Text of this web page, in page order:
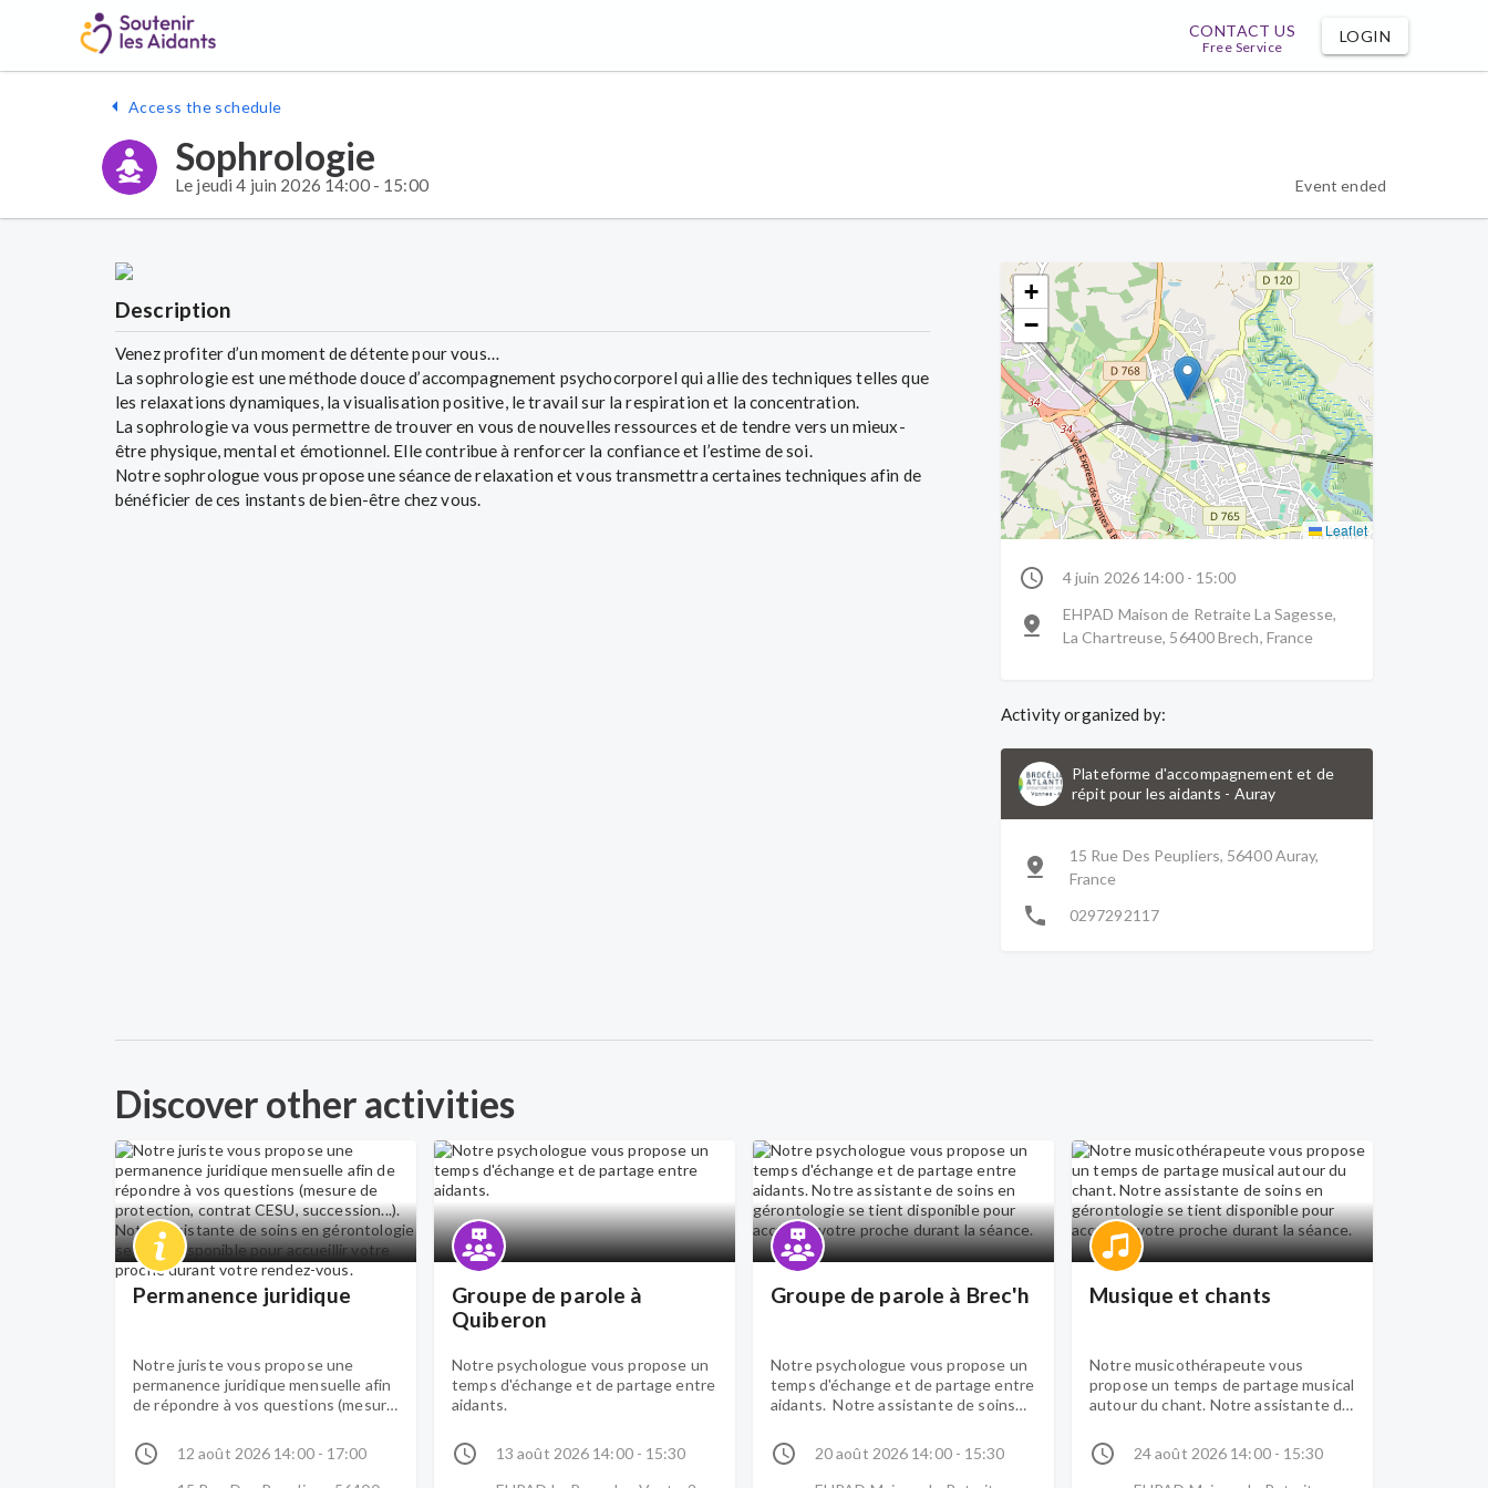
CONTACT US
Free Service
LOGIN
Access the schedule
Sophrologie
Le jeudi 4 juin 2026 14:00 - 15:00 Event ended
Description
Venez profiter d’un moment de détente pour vous…
La sophrologie est une méthode douce d’accompagnement psychocorporel qui allie des techniques telles que
les relaxations dynamiques, la visualisation positive, le travail sur la respiration et la concentration.
La sophrologie va vous permettre de trouver en vous de nouvelles ressources et de tendre vers un mieux-
être physique, mental et émotionnel. Elle contribue à renforcer la confiance et l’estime de soi.
Notre sophrologue vous propose une séance de relaxation et vous transmettra certaines techniques afin de
+
−
Leaflet
4 juin 2026 14:00 - 15:00
EHPAD Maison de Retraite La Sagesse,
La Chartreuse, 56400 Brech, France
Activity organized by:
Plateforme d'accompagnement et de
répit pour les aidants - Auray
15 Rue Des Peupliers, 56400 Auray,
France
0297292117
Discover other activities
Permanence juridique
Notre juriste vous propose une
permanence juridique mensuelle afin
de répondre à vos questions (mesure
succession...). Notre assistante de
soins en gérontologie se tient
disponible pour accueillir votre
12 août 2026 14:00 - 17:00
Groupe de parole à
Quiberon
Notre psychologue vous propose un
temps d'échange et de partage entre
aidants.
13 août 2026 14:00 - 15:30
Groupe de parole à Brec'h
Notre psychologue vous propose un
temps d'échange et de partage entre
aidants. Notre assistante de soins
pour accueillir votre proche durant la
séance.
20 août 2026 14:00 - 15:30
Musique et chants
Notre musicothérapeute vous
propose un temps de partage musical
autour du chant. Notre assistante de
disponible pour accueillir votre
proche durant la séance.
24 août 2026 14:00 - 15:30